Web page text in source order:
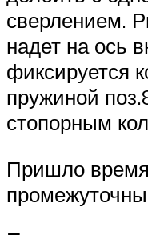
сверлением.
надет на ось
фиксируется
пружиной
стопорным
Пришло